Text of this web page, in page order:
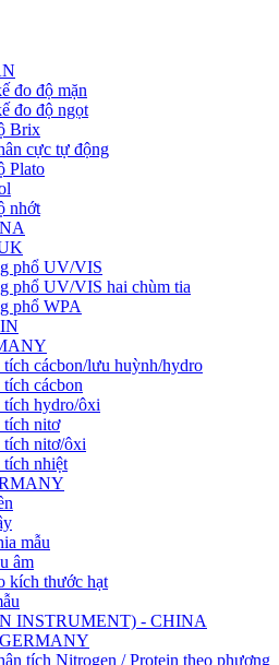
đo độ mặn
đo độ ngọt
Brix
cực tự động
Plato
nhớt
phổ UV/VIS
phổ UV/VIS hai chùm tia
phổ WPA
tích cácbon/lưu huỳnh/hydro
cácbon
tích hydro/ôxi
tích nitơ
tích nitơ/ôxi
nhiệt
mẫu
âm
kích thước hạt
INSTRUMENT) - CHINA
tích Nitrogen / Protein theo phương